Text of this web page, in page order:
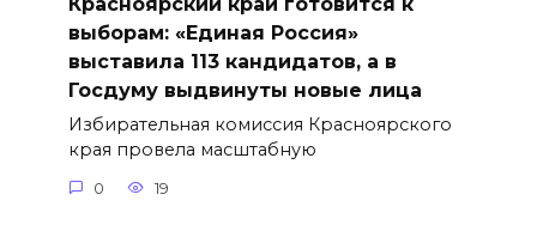
выборам: «Единая Россия»
выставила 113 кандидатов, а в
Госдуму выдвинуты новые лица
Избирательная комиссия Красноярского
края провела масштабную
0 19